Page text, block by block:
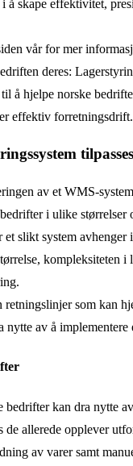
å skape effektivitet,
vår for mer
deres:
å hjelpe norske
effektiv forretningsdrift.
av et WMS-
i ulike størrelser
et slikt system
kompleksiteten i
retningslinjer som kan
nytte av å implementere
bedrifter kan dra nytte
de allerede opplever
av varer samt